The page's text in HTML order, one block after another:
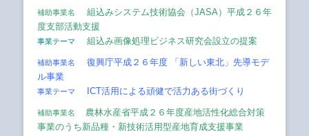
補助事業名
組込みシステム技術協会（JASA）平成２６年
度支部活動支援
事業テーマ 組込み画像処理ビジネス研究会設立の提案
補助事業名
復興庁平成２６年度 「新しい東北」先導モデ
ル事業
事業テーマ ICT活用による頑健で活力ある街づくり
補助事業名 農林水産省平成２６年度産地活性化総合対策
事業のうち新品種・新技術活用型産地育成支援事業